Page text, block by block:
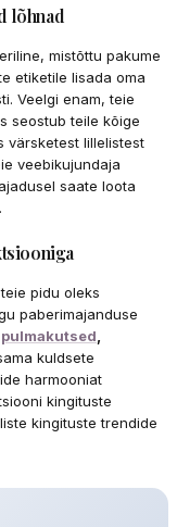
lõhnad
mistõttu pakume
etiketile lisada oma
Veelgi enam, teie
seostub teile kõige
värsketest lillelistest
veebikujundaja
saate loota
pidu oleks
paberimajanduse
pulmakutsed
kuldsete
harmooniat
kingituste
kingituste trendide